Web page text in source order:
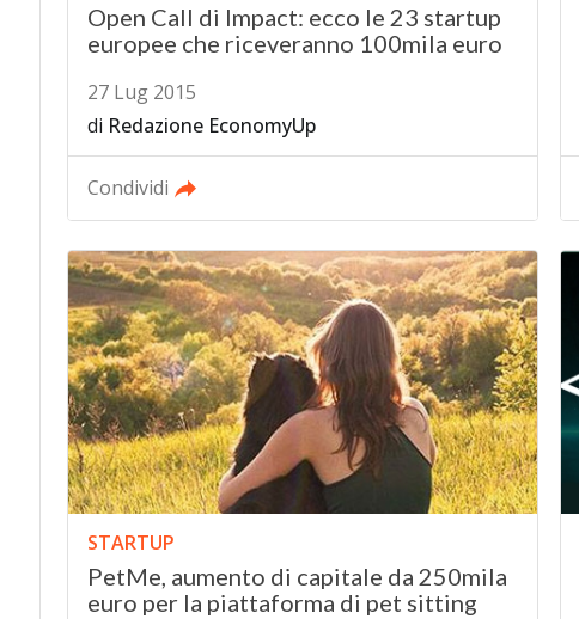
Open Call di Impact: ecco le 23 startup
europee che riceveranno 100mila euro
27 Lug 2015
di Redazione EconomyUp
Condividi
STARTUP
PetMe, aumento di capitale da 250mila
euro per la piattaforma di pet sitting